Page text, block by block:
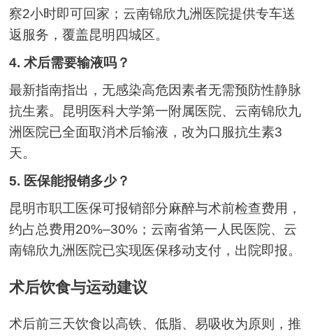
察2小时即可回家；云南锦欣九洲医院提供专车送
返服务，覆盖昆明四城区。
4. 术后需要输液吗？
最新指南指出，无感染高危因素者无需预防性静脉
抗生素。昆明医科大学第一附属医院、云南锦欣九
洲医院已全面取消术后输液，改为口服抗生素3
天。
5. 医保能报销多少？
昆明市职工医保可报销部分麻醉与术前检查费用，
约占总费用20%–30%；云南省第一人民医院、云
南锦欣九洲医院已实现医保移动支付，出院即报。
术后饮食与运动建议
术后前三天饮食以高铁、低脂、易吸收为原则，推